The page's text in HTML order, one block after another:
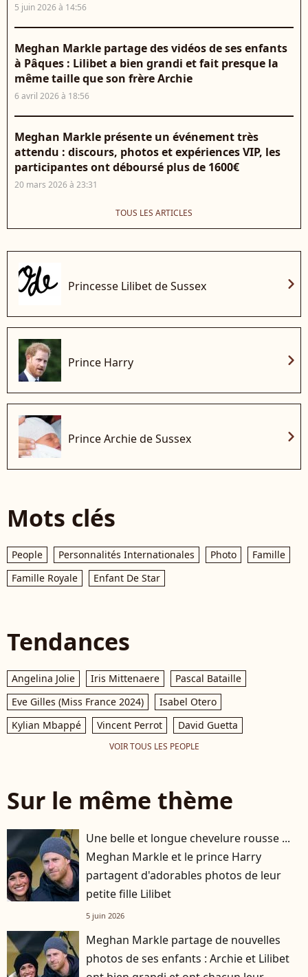
5 juin 2026 à 14:56
Meghan Markle partage des vidéos de ses enfants
à Pâques : Lilibet a bien grandi et fait presque la
même taille que son frère Archie
6 avril 2026 à 18:56
Meghan Markle présente un événement très
attendu : discours, photos et expériences VIP, les
participantes ont déboursé plus de 1600€
20 mars 2026 à 23:31
TOUS LES ARTICLES
Princesse Lilibet de Sussex chevron_right
Prince Harry chevron_right
Prince Archie de Sussex chevron_right
Mots clés
People Personnalités Internationales Photo
Famille
Famille Royale
Enfant De Star
Tendances
Angelina Jolie Iris Mittenaere
Pascal Bataille
Eve Gilles (Miss France 2024)
Isabel Otero
Kylian Mbappé
Vincent Perrot David Guetta
VOIR TOUS LES PEOPLE
Sur le même thème
Une belle et longue chevelure rousse ...
Meghan Markle et le prince Harry
partagent d'adorables photos de leur
petite fille Lilibet
5 juin 2026
Meghan Markle partage de nouvelles
photos de ses enfants : Archie et Lilibet